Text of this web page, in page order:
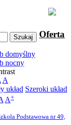
Szukaj
domyślny
nocny
A
układ Szeroki układ
A+
Podstawowa nr 49,
Oferta